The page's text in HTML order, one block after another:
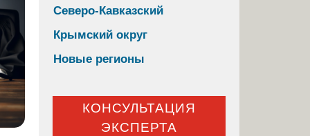
Северо-Кавказский
Крымский округ
Новые регионы
КОНСУЛЬТАЦИЯ
ЭКСПЕРТА